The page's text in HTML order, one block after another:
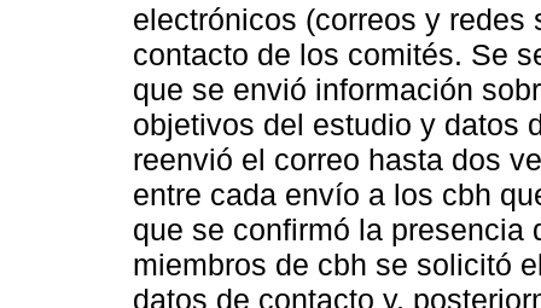
electrónicos (correos y
contacto de los comités. Se
que se envió información
objetivos del estudio y datos
reenvió el correo hasta dos
entre cada envío a los cbh
que se confirmó la presencia
miembros de cbh se solicitó
datos de contacto y,